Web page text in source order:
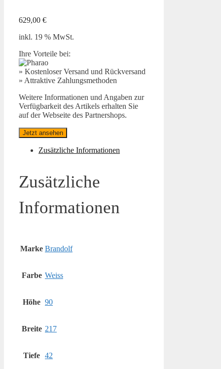
629,00 €
inkl. 19 % MwSt.
Ihre Vorteile bei:
» Kostenloser Versand und Rückversand
» Attraktive Zahlungsmethoden
Weitere Informationen und Angaben zur
Verfügbarkeit des Artikels erhalten Sie
auf der Webseite des Partnershops.
Jetzt ansehen
Zusätzliche Informationen
Zusätzliche
Informationen
Marke Brandolf
Farbe Weiss
Höhe 90
Breite 217
Tiefe 42